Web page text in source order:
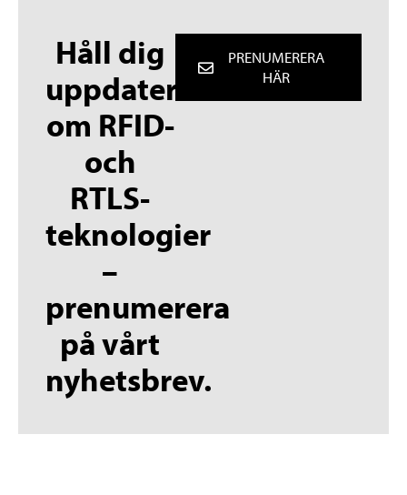
Håll dig
uppdaterad
om RFID-
och
RTLS-
teknologier
–
prenumerera
på vårt
nyhetsbrev.
PRENUMERERA
HÄR